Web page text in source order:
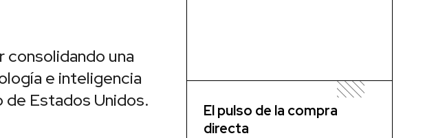
consolidando una
e inteligencia
de Estados Unidos.
El pulso de la compra
directa